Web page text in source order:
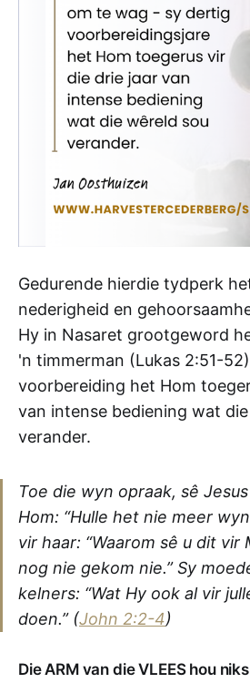
Gedurende hierdie tydperk
nederigheid en
Hy in Nasaret grootgeword
'n timmerman (Lukas 2:51-
voorbereiding het Hom
van intense bediening wat
verander.
Toe die wyn opraak, sê
Hom: “Hulle het nie meer
vir haar: “Waarom sê u dit vir
nog nie gekom nie.” Sy
kelners: “Wat Hy ook al vir
doen.” (John 2:2-4)
Die ARM van die VLEES hou